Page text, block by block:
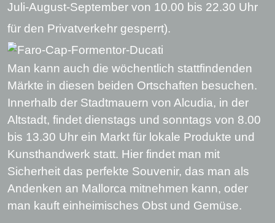
Juli-August-September von 10.00 bis 22.30 Uhr
für den Privatverkehr gesperrt).
Man kann auch die wöchentlich stattfindenden
Märkte in diesen beiden Ortschaften besuchen.
Innerhalb der Stadtmauern von Alcudia, in der
Altstadt, findet dienstags und sonntags von 8.00
bis 13.30 Uhr ein Markt für lokale Produkte und
Kunsthandwerk statt. Hier findet man mit
Sicherheit das perfekte Souvenir, das man als
Andenken an Mallorca mitnehmen kann, oder
man kauft einheimisches Obst und Gemüse.